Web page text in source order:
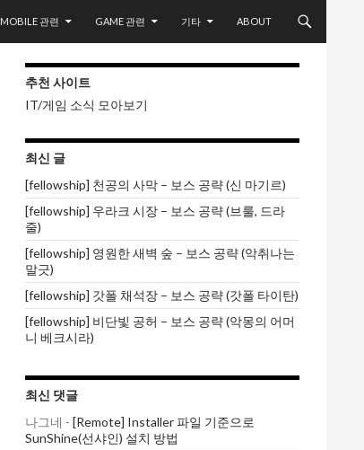
MOBILE 관련 GAME 관련 기타 ABOUT
추천 사이트
IT/게임 소식 모아보기
최신 글
[fellowship] 천공의 사막 – 보스 공략 (신 마기르)
[fellowship] 우라크 시장 – 보스 공략 (브룰, 드라
줄)
[fellowship] 영원한 새벽 숲 – 보스 공략 (악취나는
말긋)
[fellowship] 갓폴 채석장 – 보스 공략 (갓폴 타이탄)
[fellowship] 비단빛 공허 – 보스 공략 (악몽의 어머
니 베크시라)
최신 댓글
나그네 - [Remote] Installer 파일 기준으로
SunShine(선샤인) 설치 방법